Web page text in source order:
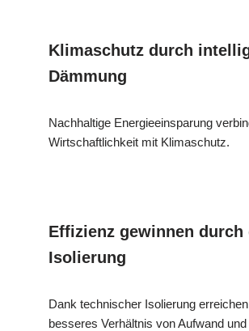
Klimaschutz durch
Dämmung
Nachhaltige Energieeinsparung
Wirtschaftlichkeit mit Klimaschutz.
Effizienz gewinnen durch
Isolierung
Dank technischer Isolierung
besseres Verhältnis von Aufwand